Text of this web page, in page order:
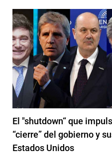
El "shutdown“ que
“cierre” del gobierno y
Estados Unidos